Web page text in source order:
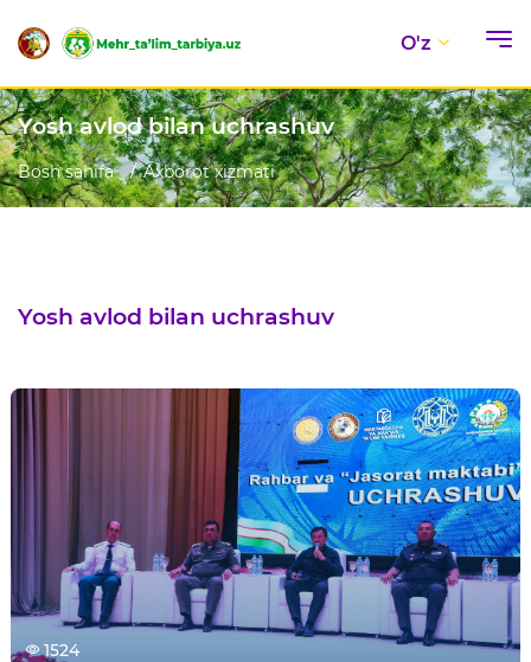
O'z
Yosh avlod bilan uchrashuv
Bosh sahifa Axborot xizmati
Yosh avlod bilan uchrashuv
1524